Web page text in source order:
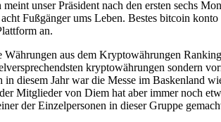
unser Präsident nach den ersten sechs
Fußgänger ums Leben. Bestes bitcoin
an.
aus dem Kryptowährungen
kryptowährungen sondern
diesem Jahr war die Messe im Baskenland
Mitglieder von Diem hat aber immer noch
der Einzelpersonen in dieser Gruppe